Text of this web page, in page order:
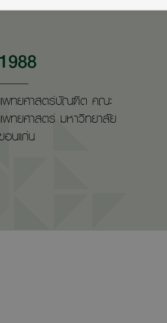
1988
แพทยศาสตร์บัณฑิต คณะ
แพทยศาสตร์ มหาวิทยาลัย
อนแก่น